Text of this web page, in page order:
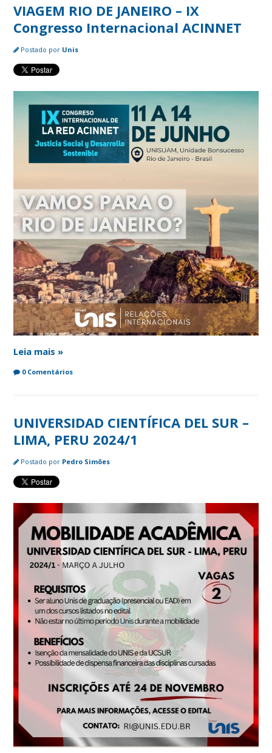
VIAGEM RIO DE JANEIRO – IX
Congresso Internacional ACINNET
Postado por Unis
Leia mais »
0 Comentários
UNIVERSIDAD CIENTÍFICA DEL SUR –
LIMA, PERU 2024/1
Postado por Pedro Simões